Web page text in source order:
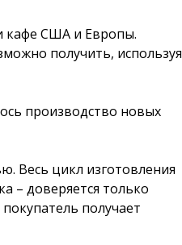
кафе США и Европы.
получить, используя
производство новых
Весь цикл изготовления
– доверяется только
получает